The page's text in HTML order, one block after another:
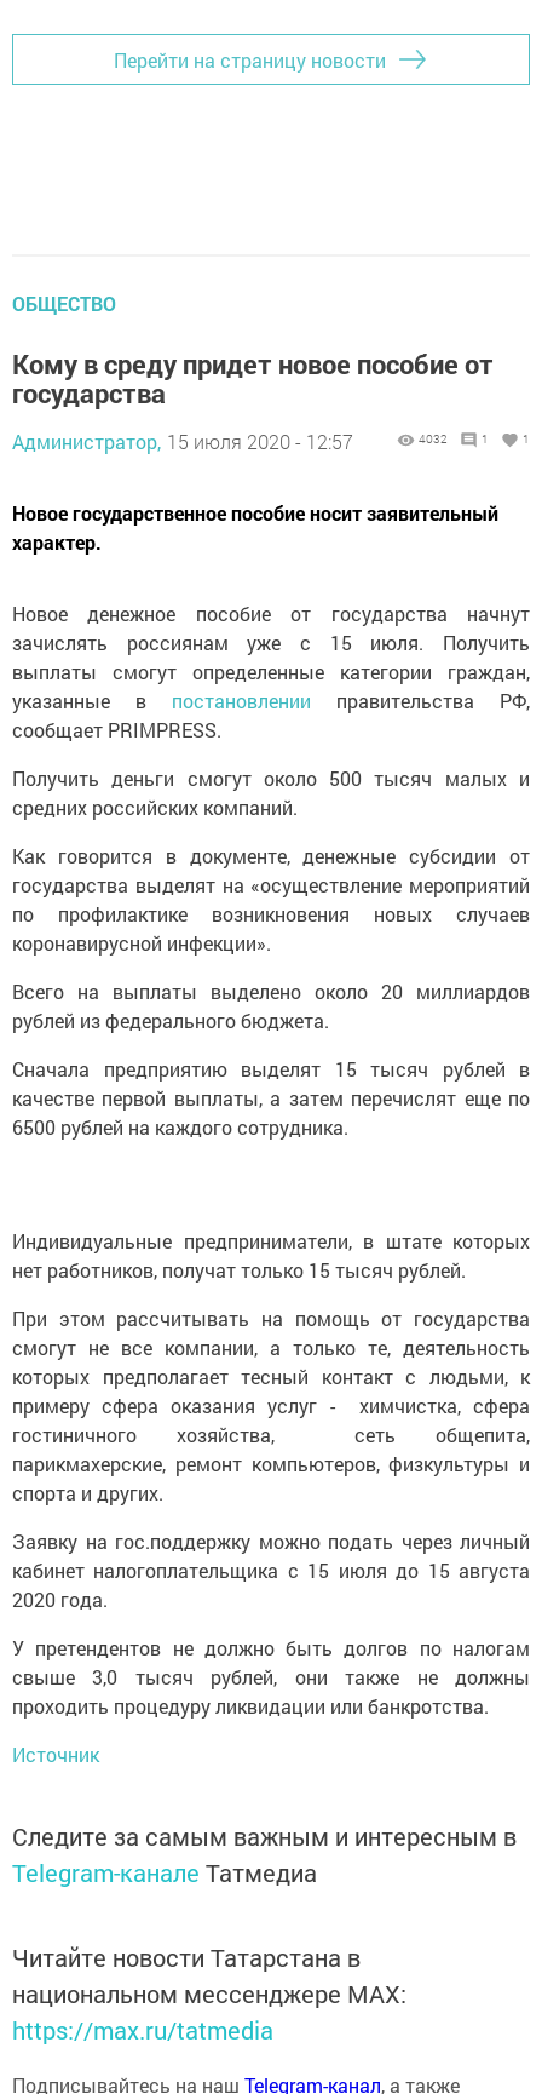
Перейти на страницу новости
ОБЩЕСТВО
Кому в среду придет новое пособие от
государства
Администратор, 15 июля 2020 - 12:57 4032 1 1
Новое государственное пособие носит заявительный
характер.
Новое денежное пособие от государства начнут
зачислять россиянам уже с 15 июля. Получить
выплаты смогут определенные категории граждан,
указанные в постановлении правительства РФ,
сообщает PRIMPRESS.
Получить деньги смогут около 500 тысяч малых и
средних российских компаний.
Как говорится в документе, денежные субсидии от
государства выделят на «осуществление мероприятий
по профилактике возникновения новых случаев
коронавирусной инфекции».
Всего на выплаты выделено около 20 миллиардов
рублей из федерального бюджета.
Сначала предприятию выделят 15 тысяч рублей в
качестве первой выплаты, а затем перечислят еще по
6500 рублей на каждого сотрудника.
Индивидуальные предприниматели, в штате которых
нет работников, получат только 15 тысяч рублей.
При этом рассчитывать на помощь от государства
смогут не все компании, а только те, деятельность
которых предполагает тесный контакт с людьми, к
примеру сфера оказания услуг - химчистка, сфера
гостиничного хозяйства, сеть общепита,
парикмахерские, ремонт компьютеров, физкультуры и
спорта и других.
Заявку на гос.поддержку можно подать через личный
кабинет налогоплательщика с 15 июля до 15 августа
2020 года.
У претендентов не должно быть долгов по налогам
свыше 3,0 тысяч рублей, они также не должны
проходить процедуру ликвидации или банкротства.
Источник
Следите за самым важным и интересным в
Telegram-канале Татмедиа
Читайте новости Татарстана в
национальном мессенджере MАХ:
https://max.ru/tatmedia
Подписывайтесь на наш Telegram-канал, а также